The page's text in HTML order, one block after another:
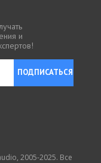
и
ПОДПИСАТЬСЯ
2005-2025. Все